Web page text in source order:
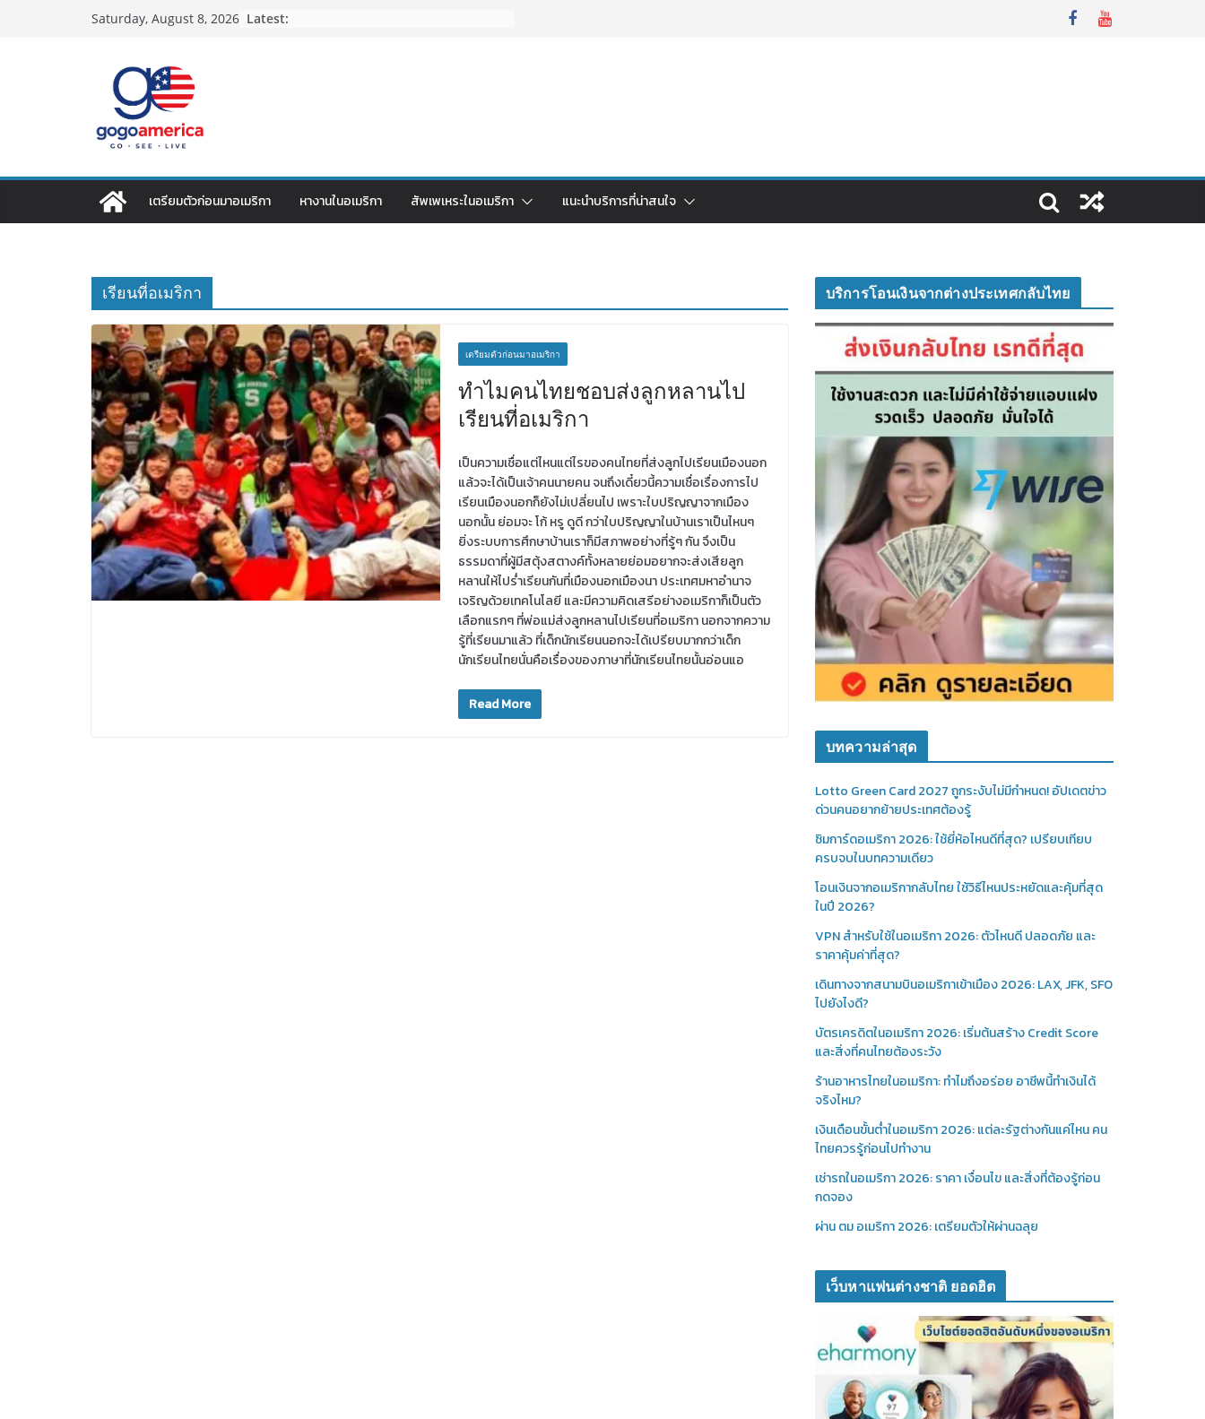
Saturday, August 8, 2026 Latest:
เตรียมตัวก่อนมาอเมริกา หางานในอเมริกา สัพเพเหระในอเมริกา แนะนำบริการที่น่าสนใจ
เรียนที่อเมริกา
เตรียมตัวก่อนมาอเมริกา
ทำไมคนไทยชอบส่งลูกหลานไป
เรียนที่อเมริกา
เป็นความเชื่อแต่ไหนแต่ไรของคนไทยที่ส่งลูกไปเรียนเมืองนอก
แล้วจะได้เป็นเจ้าคนนายคน จนถึงเดี๋ยวนี้ความเชื่อเรื่องการไป
เรียนเมืองนอกก็ยังไม่เปลี่ยนไป เพราะใบปริญญาจากเมือง
นอกนั้น ย่อมจะ โก้ หรู ดูดี กว่าใบปริญญาในบ้านเราเป็นไหนๆ
ยิ่งระบบการศึกษาบ้านเราก็มีสภาพอย่างที่รู้ๆ กัน จึงเป็น
ธรรมดาที่ผู้มีสตุ้งสตางค์ทั้งหลายย่อมอยากจะส่งเสียลูก
หลานให้ไปร่ำเรียนกันที่เมืองนอกเมืองนา ประเทศมหาอำนาจ
เจริญด้วยเทคโนโลยี และมีความคิดเสรีอย่างอเมริกาก็เป็นตัว
เลือกแรกๆ ที่พ่อแม่ส่งลูกหลานไปเรียนที่อเมริกา นอกจากความ
รู้ที่เรียนมาแล้ว ที่เด็กนักเรียนนอกจะได้เปรียบมากกว่าเด็ก
นักเรียนไทยนั่นคือเรื่องของภาษาที่นักเรียนไทยนั้นอ่อนแอ
Read More
บริการโอนเงินจากต่างประเทศกลับไทย
บทความล่าสุด
Lotto Green Card 2027 ถูกระงับไม่มีกำหนด! อัปเดตข่าว
ด่วนคนอยากย้ายประเทศต้องรู้
ซิมการ์ดอเมริกา 2026: ใช้ยี่ห้อไหนดีที่สุด? เปรียบเทียบ
ครบจบในบทความเดียว
โอนเงินจากอเมริกากลับไทย ใช้วิธีไหนประหยัดและคุ้มที่สุด
ในปี 2026?
VPN สำหรับใช้ในอเมริกา 2026: ตัวไหนดี ปลอดภัย และ
ราคาคุ้มค่าที่สุด?
เดินทางจากสนามบินอเมริกาเข้าเมือง 2026: LAX, JFK, SFO
ไปยังไงดี?
บัตรเครดิตในอเมริกา 2026: เริ่มต้นสร้าง Credit Score
และสิ่งที่คนไทยต้องระวัง
ร้านอาหารไทยในอเมริกา: ทำไมถึงอร่อย อาชีพนี้ทำเงินได้
จริงไหม?
เงินเดือนขั้นต่ำในอเมริกา 2026: แต่ละรัฐต่างกันแค่ไหน คน
ไทยควรรู้ก่อนไปทำงาน
เช่ารถในอเมริกา 2026: ราคา เงื่อนไข และสิ่งที่ต้องรู้ก่อน
กดจอง
ผ่าน ตม อเมริกา 2026: เตรียมตัวให้ผ่านฉลุย
เว็บหาแฟนต่างชาติ ยอดฮิต